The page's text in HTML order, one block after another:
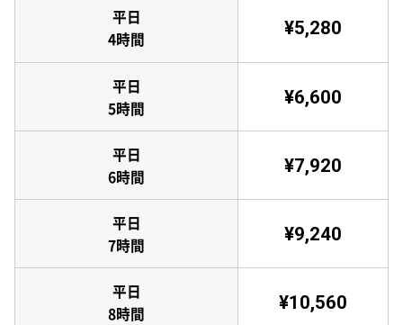
平日
4時間
¥5,280
平日
5時間
¥6,600
平日
6時間
¥7,920
平日
7時間
¥9,240
平日
8時間
¥10,560